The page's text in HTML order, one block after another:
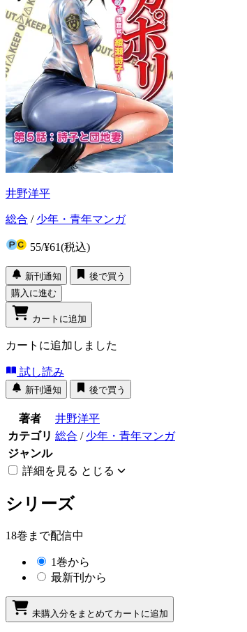
井野洋平
総合 / 少年・青年マンガ
55/¥61(税込)
新刊通知
後で買う
購入に進む
カートに追加
カートに追加しました
試し読み
新刊通知 後で買う
著者
井野洋平
カテゴリ 総合 / 少年・青年マンガ
ジャンル
詳細を見る とじる
シリーズ
18巻まで配信中
1巻から
最新刊から
未購入分をまとめてカートに追加